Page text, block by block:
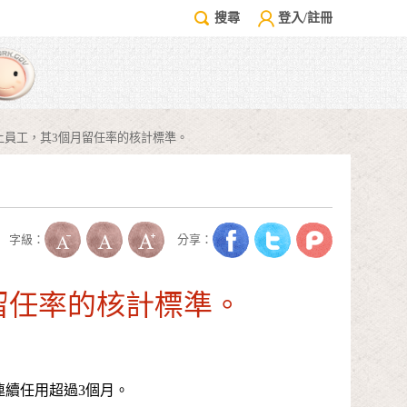
搜尋 登入/註冊
工，其3個月留任率的核計標準。
字級： 分享：
率的核計標準。
任用超過3個月。